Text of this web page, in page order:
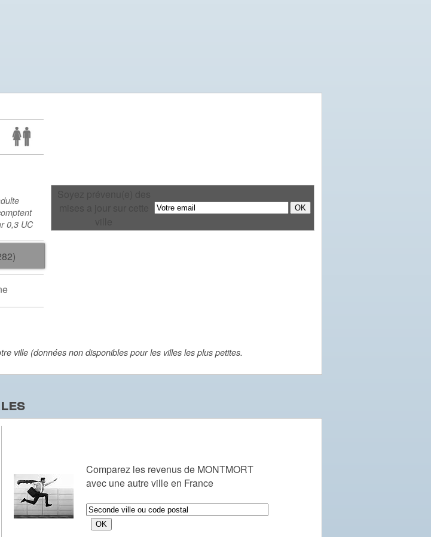
0,3 UC
ville (données non disponibles pour les villes les plus petites.
Comparez les revenus de MONTMORT
avec une autre ville en France